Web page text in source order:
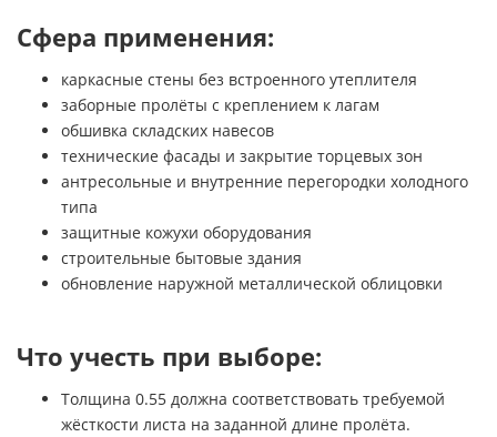
Сфера применения:
каркасные стены без встроенного утеплителя
заборные пролёты с креплением к лагам
обшивка складских навесов
технические фасады и закрытие торцевых зон
антресольные и внутренние перегородки холодного
типа
защитные кожухи оборудования
строительные бытовые здания
обновление наружной металлической облицовки
Что учесть при выборе:
Толщина 0.55 должна соответствовать требуемой
жёсткости листа на заданной длине пролёта.